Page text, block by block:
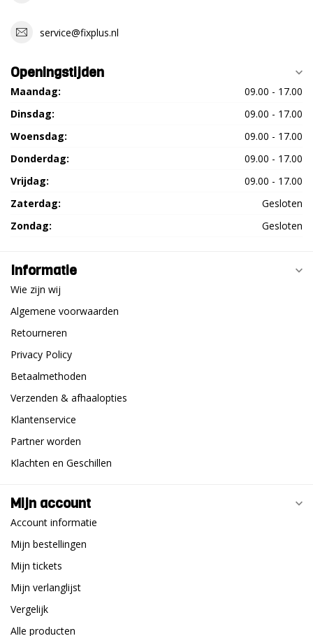
service@fixplus.nl
Openingstijden
Maandag:
09.00 - 17.00
Dinsdag:
09.00 - 17.00
Woensdag:
09.00 - 17.00
Donderdag:
09.00 - 17.00
Vrijdag:
09.00 - 17.00
Zaterdag:
Gesloten
Zondag:
Gesloten
Informatie
Wie zijn wij
Algemene voorwaarden
Retourneren
Privacy Policy
Betaalmethoden
Verzenden & afhaalopties
Klantenservice
Partner worden
Klachten en Geschillen
Mijn account
Account informatie
Mijn bestellingen
Mijn tickets
Mijn verlanglijst
Vergelijk
Alle producten